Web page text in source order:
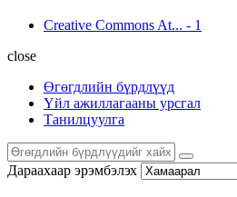
Creative Commons At... - 1
close
Өгөгдлийн бүрдлүүд
Үйл ажиллагааны урсгал
Танилцуулга
Дараахаар эрэмбэлэх